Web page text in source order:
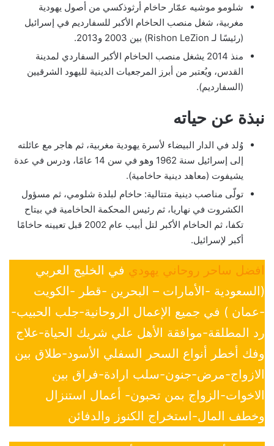
شلومو موشيه عمّار حاخام أرثوذكسي من أصول يهودية
مغربية، شغل منصب الحاخام الأكبر للسفارديم في إسرائيل
(رئيسًا لـ Rishon LeZion) بين 2003 و2013.
منذ 2014 يشغل منصب الحاخام الأكبر السفاردي لمدينة
القدس، ويُعتبر من أبرز المرجعيات الدينية لليهود الشرقيين
(السفارديم).
نبذة عن حياته
وُلد في الدار البيضاء لأسرة يهودية مغربية، ثم هاجر مع عائلته
إلى إسرائيل سنة 1962 وهو في سن 14 عامًا، ودرس في عدة
يشيفوت (معاهد دينية حاخامية).
تولّى مناصب دينية متتالية: حاخام لبلدة شلومي، ثم مسؤول
الكشروت في نهاريا، ثم رئيس المحكمة الحاخامية في بيتاح
تكفا، ثم الحاخام الأكبر لتل أبيب عام 2002 قبل تعيينه حاخامًا
أكبر لإسرائيل.
افضل ساحر روحاني يهودي في الخليج العربي
(السعودية -الأمارات – البحرين -قطر -الكويت
-عمان ) في جميع الإعمال الروحانية-جلب الحبيب-
رد المطلقة-موافقة الأهل علي شريك الحياة-علاج
وفك أخطر أنواع السحر السفلي الأسود-طلاق بين
الازواج-مرض-جنون-سلب ارادة-فراق بين
الاخوات-الزواج بمن تحبون- أعمال استنزال
وخطف المال-استخراج الكنوز والدفائن